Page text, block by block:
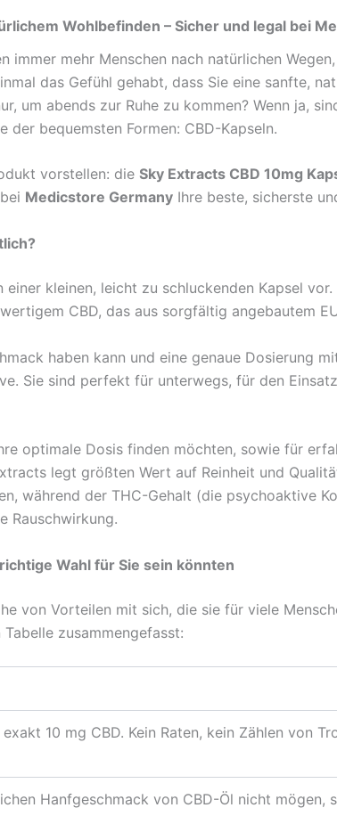
Wohlbefinden – Sicher und legal bei
immer mehr Menschen nach natürlichen
das Gefühl gehabt, dass Sie eine sanfte,
um abends zur Ruhe zu kommen? Wenn ja,
der bequemsten Formen: CBD-Kapseln.
vorstellen: die Sky Extracts CBD 10mg
Medicstore Germany Ihre beste, sicherste
kleinen, leicht zu schluckenden Kapsel
CBD, das aus sorgfältig angebautem
haben kann und eine genaue Dosierung
Sie sind perfekt für unterwegs, für den
optimale Dosis finden möchten, sowie für
legt größten Wert auf Reinheit und
während der THC-Gehalt (die psychoaktive
Rauschwirkung.
Wahl für Sie sein könnten
von Vorteilen mit sich, die sie für viele
zusammengefasst:
10 mg CBD. Kein Raten, kein Zählen von
Hanfgeschmack von CBD-Öl nicht